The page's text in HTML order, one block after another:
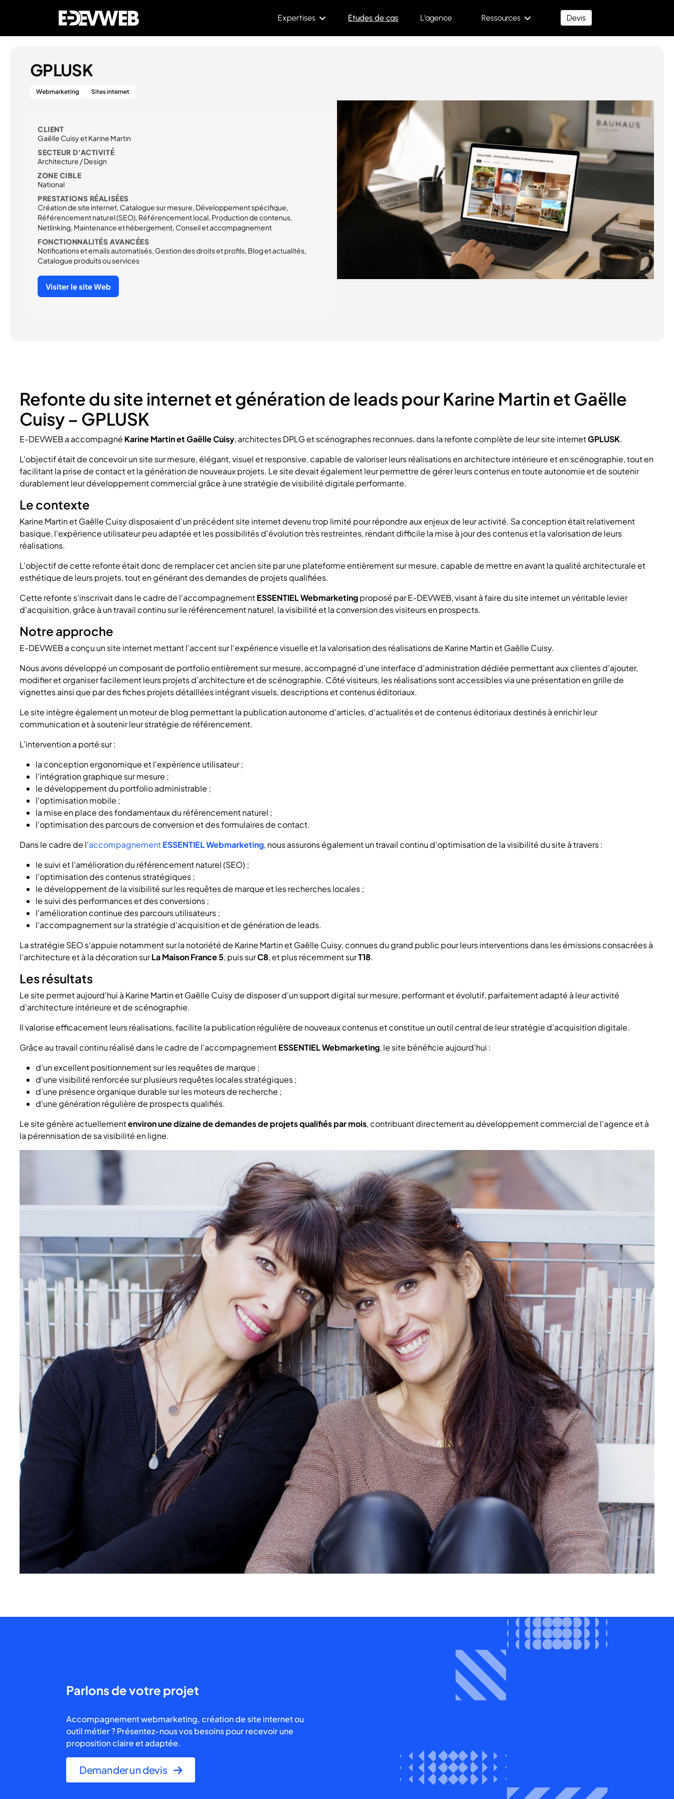
Expertises Études de cas L'agence Ressources Devis
GPLUSK
Webmarketing Sites internet
CLIENT
Gaëlle Cuisy et Karine Martin
SECTEUR D'ACTIVITÉ
Architecture / Design
ZONE CIBLE
National
PRESTATIONS RÉALISÉES
Création de site internet, Catalogue sur mesure, Développement spécifique,
Référencement naturel (SEO), Référencement local, Production de contenus,
Netlinking, Maintenance et hébergement, Conseil et accompagnement
FONCTIONNALITÉS AVANCÉES
Notifications et emails automatisés, Gestion des droits et profils, Blog et actualités,
Catalogue produits ou services
Visiter le site Web
Refonte du site internet et génération de leads pour Karine Martin et Gaëlle
Cuisy – GPLUSK
E-DEVWEB a accompagné Karine Martin et Gaëlle Cuisy, architectes DPLG et scénographes reconnues, dans la refonte complète de leur site internetGPLUSK.
L'objectif était de concevoir un site sur mesure, élégant, visuel et responsive, capable de valoriser leurs réalisations en architecture intérieure et en scénographie, tout en
facilitant la prise de contact et la génération de nouveaux projets. Le site devait également leur permettre de gérer leurs contenus en toute autonomie et de soutenir
durablement leur développement commercial grâce à une stratégie de visibilité digitale performante.
Le contexte
Karine Martin et Gaëlle Cuisy disposaient d'un précédent site internet devenu trop limité pour répondre aux enjeux de leur activité. Sa conception était relativement
basique, l'expérience utilisateur peu adaptée et les possibilités d'évolution très restreintes, rendant difficile la mise à jour des contenus et la valorisation de leurs
réalisations.
L'objectif de cette refonte était donc de remplacer cet ancien site par une plateforme entièrement sur mesure, capable de mettre en avant la qualité architecturale et
esthétique de leurs projets, tout en générant des demandes de projets qualifiées.
Cette refonte s'inscrivait dans le cadre de l'accompagnementESSENTIEL Webmarketingproposé par E-DEVWEB, visant à faire du site internet un véritable levier
d'acquisition, grâce à un travail continu sur le référencement naturel, la visibilité et la conversion des visiteurs en prospects.
Notre approche
E-DEVWEB a conçu un site internet mettant l'accent sur l'expérience visuelle et la valorisation des réalisations de Karine Martin et Gaëlle Cuisy.
Nous avons développé un composant de portfolio entièrement sur mesure, accompagné d'une interface d'administration dédiée permettant aux clientes d'ajouter,
modifier et organiser facilement leurs projets d'architecture et de scénographie. Côté visiteurs, les réalisations sont accessibles via une présentation en grille de
vignettes ainsi que par des fiches projets détaillées intégrant visuels, descriptions et contenus éditoriaux.
Le site intègre également un moteur de blog permettant la publication autonome d'articles, d'actualités et de contenus éditoriaux destinés à enrichir leur
communication et à soutenir leur stratégie de référencement.
L'intervention a porté sur :
la conception ergonomique et l'expérience utilisateur ;
l'intégration graphique sur mesure ;
le développement du portfolio administrable ;
l'optimisation mobile ;
la mise en place des fondamentaux du référencement naturel ;
l'optimisation des parcours de conversion et des formulaires de contact.
Dans le cadre de l'accompagnementESSENTIEL Webmarketing, nous assurons également un travail continu d'optimisation de la visibilité du site à travers :
le suivi et l'amélioration du référencement naturel (SEO) ;
l'optimisation des contenus stratégiques ;
le développement de la visibilité sur les requêtes de marque et les recherches locales ;
le suivi des performances et des conversions ;
l'amélioration continue des parcours utilisateurs ;
l'accompagnement sur la stratégie d'acquisition et de génération de leads.
La stratégie SEO s'appuie notamment sur la notoriété de Karine Martin et Gaëlle Cuisy, connues du grand public pour leurs interventions dans les émissions consacrées à
l'architecture et à la décoration surLa Maison France 5, puis surC8, et plus récemment surT18.
Les résultats
Le site permet aujourd'hui à Karine Martin et Gaëlle Cuisy de disposer d'un support digital sur mesure, performant et évolutif, parfaitement adapté à leur activité
d'architecture intérieure et de scénographie.
Il valorise efficacement leurs réalisations, facilite la publication régulière de nouveaux contenus et constitue un outil central de leur stratégie d'acquisition digitale.
Grâce au travail continu réalisé dans le cadre de l'accompagnementESSENTIEL Webmarketing, le site bénéficie aujourd'hui :
d'un excellent positionnement sur les requêtes de marque ;
d'une visibilité renforcée sur plusieurs requêtes locales stratégiques ;
d'une présence organique durable sur les moteurs de recherche ;
d'une génération régulière de prospects qualifiés.
Le site génère actuellementenviron une dizaine de demandes de projets qualifiés par mois, contribuant directement au développement commercial de l'agence et à
la pérennisation de sa visibilité en ligne.
Parlons de votre projet
Accompagnement webmarketing, création de site internet ou
outil métier ? Présentez-nous vos besoins pour recevoir une
proposition claire et adaptée.
Demander un devis